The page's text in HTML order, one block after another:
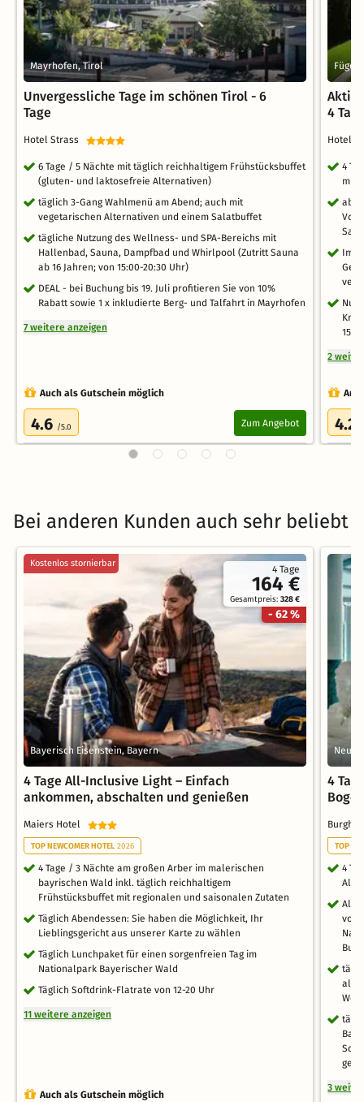
Mayrhofen, Tirol
Unvergessliche Tage im schönen Tirol - 6
Tage
Hotel Strass
6 Tage / 5 Nächte mit täglich reichhaltigem Frühstücksbuffet
(gluten- und laktosefreie Alternativen)
täglich 3-Gang Wahlmenü am Abend; auch mit
vegetarischen Alternativen und einem Salatbuffet
tägliche Nutzung des Wellness- und SPA-Bereichs mit
Hallenbad, Sauna, Dampfbad und Whirlpool (Zutritt Sauna
ab 16 Jahren; von 15:00-20:30 Uhr)
DEAL - bei Buchung bis 19. Juli profitieren Sie von 10%
Rabatt sowie 1 x inkludierte Berg- und Talfahrt in Mayrhofen
7 weitere anzeigen
Auch als Gutschein möglich
4.6 /5.0 Zum Angebot
4
Hotel
4
mit
Im
15
2
4.2
Bei anderen Kunden auch sehr beliebt
4 Tage
164 €
Gesamtpreis:328 €
- 62 %
Kostenlos stornierbar
Bayerisch Eisenstein, Bayern
4 Tage All-Inclusive Light – Einfach
ankommen, abschalten und genießen
Maiers Hotel
TOP NEWCOMER HOTEL 2026
4 Tage / 3 Nächte am großen Arber im malerischen
bayrischen Wald inkl. täglich reichhaltigem
Frühstücksbuffet mit regionalen und saisonalen Zutaten
Täglich Abendessen: Sie haben die Möglichkeit, Ihr
Lieblingsgericht aus unserer Karte zu wählen
Täglich Lunchpaket für einen sorgenfreien Tag im
Nationalpark Bayerischer Wald
Täglich Softdrink-Flatrate von 12-20 Uhr
11 weitere anzeigen
Auch als Gutschein möglich
4
TOP
4
All
All
vom
3